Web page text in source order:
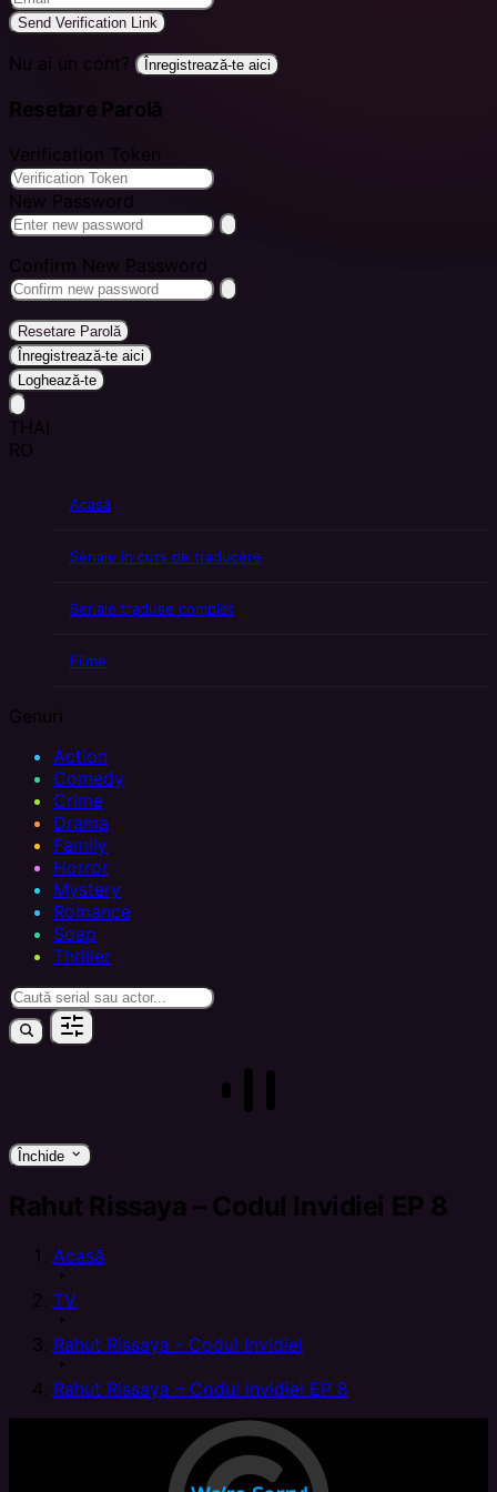
Send Verification Link
Nu ai un cont? Înregistrează-te aici
Resetare Parolă
Verification Token
New Password
Confirm New Password
Resetare Parolă
Înregistrează-te aici
Loghează-te
THAI
RO
Acasă
Seriale în curs de traducere
Seriale traduse complet
Filme
Genuri
Action
Comedy
Crime
Drama
Family
Horror
Mystery
Romance
Soap
Thriller
Închide keyboard_arrow_down
Rahut Rissaya – Codul Invidiei EP 8
Acasă
arrow_right
TV
arrow_right
Rahut Rissaya - Codul Invidiei
arrow_right
Rahut Rissaya – Codul Invidiei EP 8